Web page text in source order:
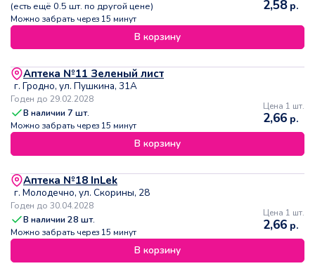
(есть ещё 0.5 шт. по другой цене)
Можно забрать через 15 минут
2,58р.
В корзину
Аптека №11 Зеленый лист
г. Гродно, ул. Пушкина, 31А
Годен до 29.02.2028
В наличии7 шт.
Можно забрать через 15 минут
Цена 1 шт.
2,66 р.
В корзину
Аптека №18 InLek
г. Молодечно, ул. Скорины, 28
Годен до 30.04.2028
В наличии28 шт.
Можно забрать через 15 минут
Цена 1 шт.
2,66 р.
В корзину